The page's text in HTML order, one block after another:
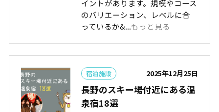
イントがあります。規模やコース
のバリエーション、レベルに合
っているか&...もっと見る
宿泊施設 2025年12月25日
長野のスキー場付近にある温
泉宿18選